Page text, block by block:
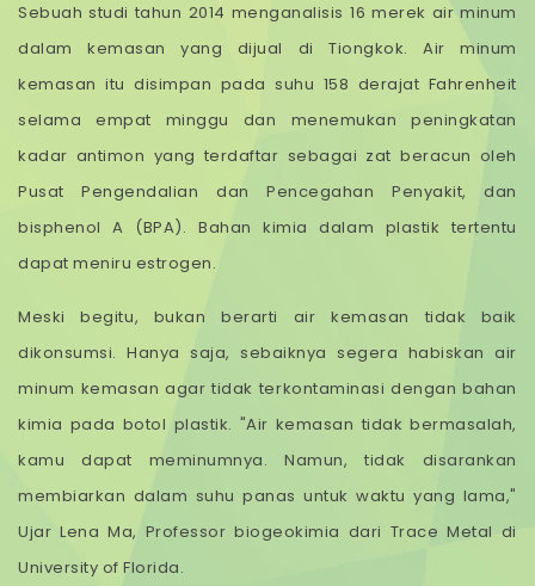
Sebuah studi tahun 2014 menganalisis 16 merek air minum
dalam kemasan yang dijual di Tiongkok. Air minum
kemasan itu disimpan pada suhu 158 derajat Fahrenheit
selama empat minggu dan menemukan peningkatan
kadar antimon yang terdaftar sebagai zat beracun oleh
Pusat Pengendalian dan Pencegahan Penyakit, dan
bisphenol A (BPA). Bahan kimia dalam plastik tertentu
dapat meniru estrogen.
Meski begitu, bukan berarti air kemasan tidak baik
dikonsumsi. Hanya saja, sebaiknya segera habiskan air
minum kemasan agar tidak terkontaminasi dengan bahan
kimia pada botol plastik. "Air kemasan tidak bermasalah,
kamu dapat meminumnya. Namun, tidak disarankan
membiarkan dalam suhu panas untuk waktu yang lama,"
Ujar Lena Ma, Professor biogeokimia dari Trace Metal di
University of Florida.